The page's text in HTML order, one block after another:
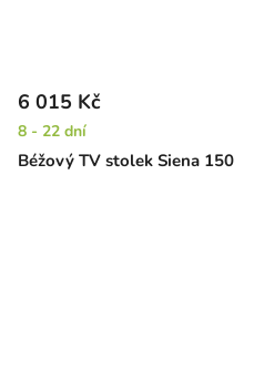
Béžový TV stolek Siena 150
6 015 Kč
8 - 22 dní